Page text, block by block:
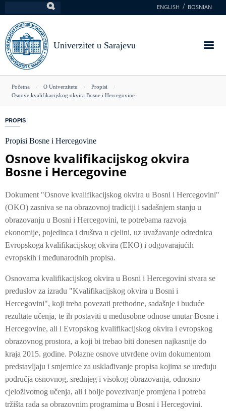
na
glavni
sadržaj
ENGLISH BOSNIAN
Univerzitet u Sarajevu
You
here
Početna O Univerzitetu
Propisi
Osnove kvalifikacijskog okvira Bosne i Hercegovine
PROPIS
Propisi Bosne i Hercegovine
Osnove kvalifikacijskog okvira
Bosne i Hercegovine
Dokument "Osnove kvalifikacijskog okvira u Bosni i Hercegovini"
(OKO) zasniva se na obrazovnoj tradiciji i sadašnjem stanju u
obrazovanju u Bosni i Hercegovini, te potrebama razvoja
ekonomije, pojedinca i društva u cjelini, uz uvažavanje odrednica
Evropskoga kvalifikacijskog okvira (EKO) i odgovarajućih
evropskih i međunarodnih propisa.
Osnovama kvalifikacijskog okvira u Bosni i Hercegovini stvara se
preduslov za izradu "Kvalifikacijskog okvira u Bosni i
Hercegovini", koji treba povezati prethodne, sadašnje i buduće
rezultate učenja, te ih postaviti u međusobne odnose unutar Bosne i
Hercegovine, ali i Evropskog kvalifikacijskog okvira i evropskog
obrazovnog prostora, a koji bi trebao biti donesen najkasnije do
kraja 2015. godine. Polazne osnove utvrđene ovim dokumentom
predstavljaju i smjernice za usklađivanje propisa kojima se uređuju
područja osnovnog, srednjeg i visokog obrazovanja, odnosno
cjeloživotnog učenja, ali i bolje povezivanje promjena i potreba
tržišta rada sa obrazovnim programima u Bosni i Hercegovini.